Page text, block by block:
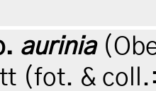
aurinia
(fot. &